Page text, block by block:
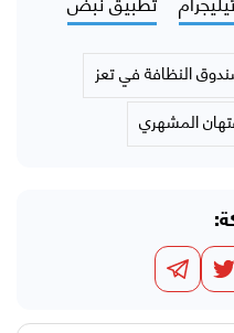
النظافة في تعز
المشهري